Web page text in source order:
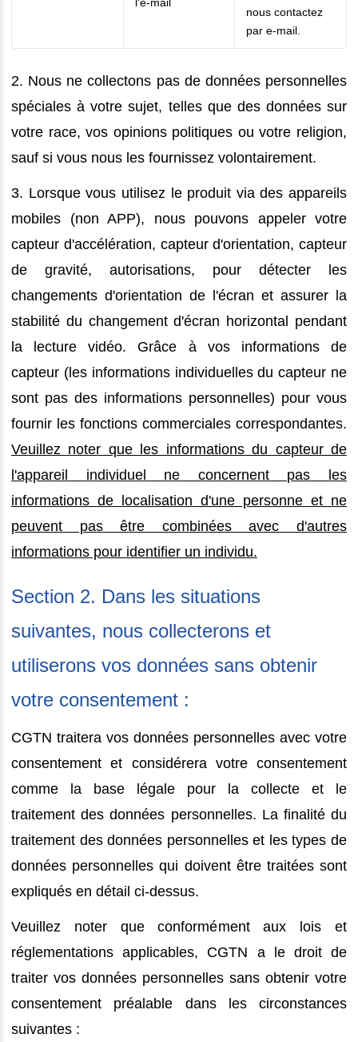
nous contactez
par e-mail.
2. Nous ne collectons pas de données personnelles
spéciales à votre sujet, telles que des données sur
votre race, vos opinions politiques ou votre religion,
sauf si vous nous les fournissez volontairement.
3. Lorsque vous utilisez le produit via des appareils
mobiles (non APP), nous pouvons appeler votre
capteur d'accélération, capteur d'orientation, capteur
de gravité, autorisations, pour détecter les
changements d'orientation de l'écran et assurer la
stabilité du changement d'écran horizontal pendant
la lecture vidéo. Grâce à vos informations de
capteur (les informations individuelles du capteur ne
sont pas des informations personnelles) pour vous
fournir les fonctions commerciales correspondantes.
Veuillez noter que les informations du capteur de
l'appareil individuel ne concernent pas les
informations de localisation d'une personne et ne
peuvent pas être combinées avec d'autres
informations pour identifier un individu.
Section 2. Dans les situations
suivantes, nous collecterons et
utiliserons vos données sans obtenir
votre consentement :
CGTN traitera vos données personnelles avec votre
consentement et considérera votre consentement
comme la base légale pour la collecte et le
traitement des données personnelles. La finalité du
traitement des données personnelles et les types de
données personnelles qui doivent être traitées sont
expliqués en détail ci-dessus.
Veuillez noter que conformément aux lois et
réglementations applicables, CGTN a le droit de
traiter vos données personnelles sans obtenir votre
consentement préalable dans les circonstances
suivantes :